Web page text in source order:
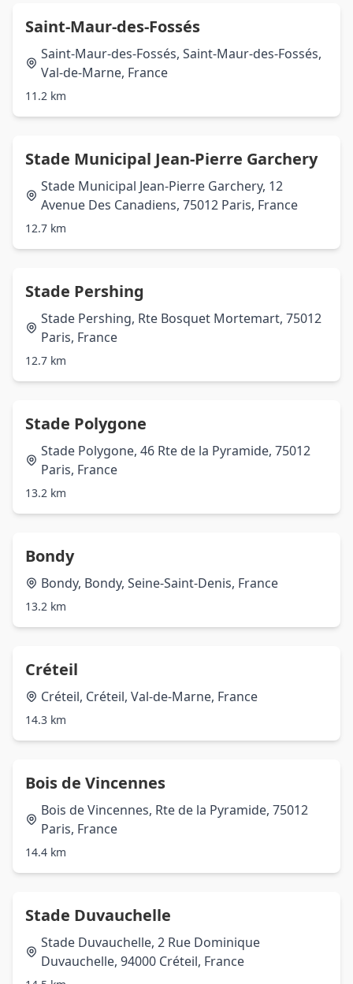
Saint-Maur-des-Fossés
Saint-Maur-des-Fossés, Saint-Maur-des-Fossés,
Val-de-Marne, France
11.2 km
Stade Municipal Jean-Pierre Garchery
Stade Municipal Jean-Pierre Garchery, 12
Avenue Des Canadiens, 75012 Paris, France
12.7 km
Stade Pershing
Stade Pershing, Rte Bosquet Mortemart, 75012
Paris, France
12.7 km
Stade Polygone
Stade Polygone, 46 Rte de la Pyramide, 75012
Paris, France
13.2 km
Bondy
Bondy, Bondy, Seine-Saint-Denis, France
13.2 km
Créteil
Créteil, Créteil, Val-de-Marne, France
14.3 km
Bois de Vincennes
Bois de Vincennes, Rte de la Pyramide, 75012
Paris, France
14.4 km
Stade Duvauchelle
Stade Duvauchelle, 2 Rue Dominique
Duvauchelle, 94000 Créteil, France